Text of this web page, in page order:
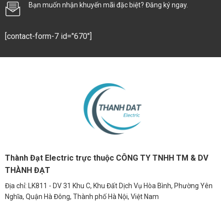
Bạn muốn nhận khuyến mãi đặc biệt? Đăng ký ngay.
[contact-form-7 id="670"]
Thành Đạt Electric trực thuộc CÔNG TY TNHH TM & DV
THÀNH ĐẠT
Địa chỉ: LK811 - DV 31 Khu C, Khu Đất Dịch Vụ Hòa Bình, Phường Yên
Nghĩa, Quận Hà Đông, Thành phố Hà Nội, Việt Nam